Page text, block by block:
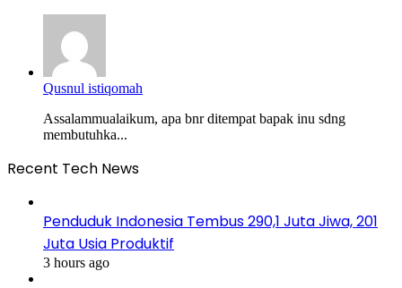
Qusnul istiqomah
Assalammualaikum, apa bnr ditempat bapak inu sdng
membutuhka...
Recent Tech News
Penduduk Indonesia Tembus 290,1 Juta Jiwa, 201
Juta Usia Produktif
3 hours ago